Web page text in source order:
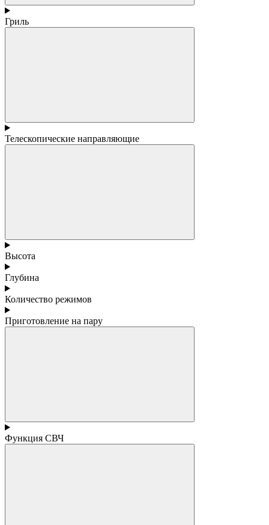
Гриль
Телескопические направляющие
Высота
Глубина
Количество режимов
Приготовление на пару
Функция СВЧ